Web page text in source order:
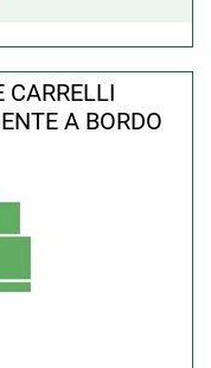
CARRELLI
A BORDO